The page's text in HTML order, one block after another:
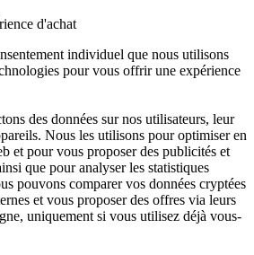
d'achat
individuel que nous utilisons
pour vous offrir une expérience
des données sur nos utilisateurs, leur
Nous les utilisons pour optimiser en
et pour vous proposer des publicités et
que pour analyser les statistiques
pouvons comparer vos données cryptées
et vous proposer des offres via leurs
uniquement si vous utilisez déjà vous-